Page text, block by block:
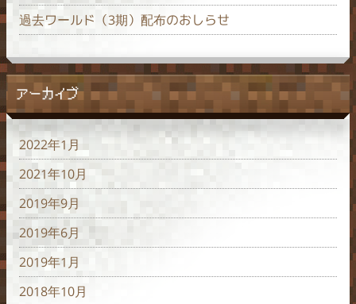
過去ワールド（3期）配布のおしらせ
アーカイブ
2022年1月
2021年10月
2019年9月
2019年6月
2019年1月
2018年10月